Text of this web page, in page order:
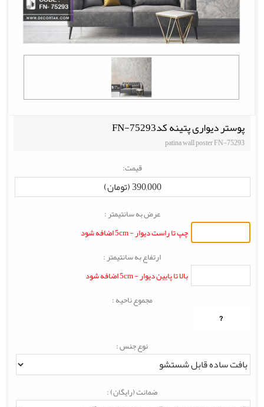
پوستر دیواری پتینه کدFN-75293
patina wall poster FN-75293
قیمت:
390,000 (تومان)
عرض به سانتیمتر :
چپ تا راست دیوار - 5cm اضافه شود
ارتفاع به سانتیمتر :
بالا تا پایین دیوار - 5cm اضافه شود
مجموع ناحیه :
?
نوع جنس :
ضمانت (رایگان) :